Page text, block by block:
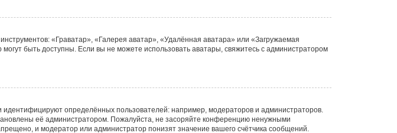
«Граватар», «Галерея аватар», «Удалённая аватара» или «Загружаемая
быть доступны. Если вы не можете использовать аватары, свяжитесь с администратором
определённых пользователей: например, модераторов и администраторов.
её администратором. Пожалуйста, не засоряйте конференцию ненужными
и модератор или администратор понизят значение вашего счётчика сообщений.